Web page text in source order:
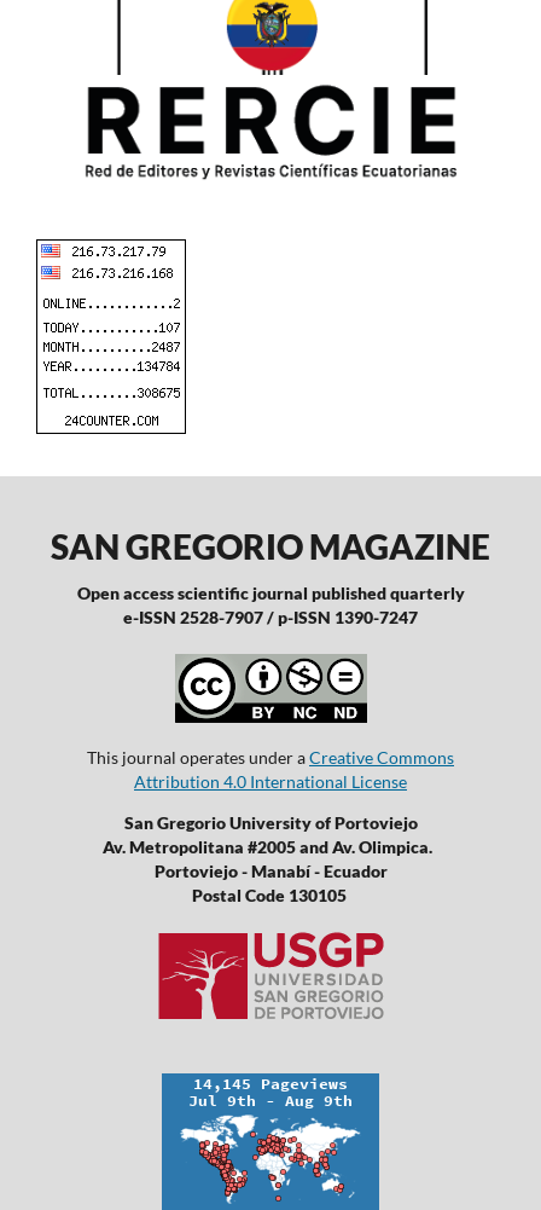
SAN GREGORIO MAGAZINE
Open access scientific journal published quarterly
e-ISSN 2528-7907 / p-ISSN 1390-7247
This journal operates under aCreative Commons
Attribution 4.0 International License
San Gregorio University of Portoviejo
Av. Metropolitana #2005 and Av. Olimpica.
Portoviejo - Manabí - Ecuador
Postal Code 130105